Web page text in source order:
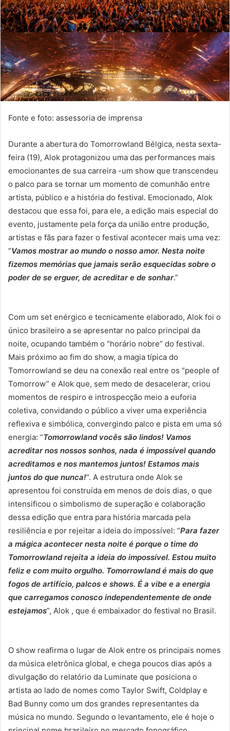
l
Fonte e foto: assessoria de imprensa
Durante a abertura do Tomorrowland Bélgica, nesta sexta-
feira (19), Alok protagonizou uma das performances mais
emocionantes de sua carreira -um show que transcendeu
o palco para se tornar um momento de comunhão entre
artista, público e a história do festival. Emocionado, Alok
destacou que essa foi, para ele, a edição mais especial do
evento, justamente pela força da união entre produção,
artistas e fãs para fazer o festival acontecer mais uma vez:
“Vamos mostrar ao mundo o nosso amor. Nesta noite
fizemos memórias que jamais serão esquecidas sobre o
poder de se erguer, de acreditar e de sonhar.”
Com um set enérgico e tecnicamente elaborado, Alok foi o
único brasileiro a se apresentar no palco principal da
noite, ocupando também o “horário nobre” do festival.
Mais próximo ao fim do show, a magia típica do
Tomorrowland se deu na conexão real entre os “people of
Tomorrow” e Alok que, sem medo de desacelerar, criou
momentos de respiro e introspecção meio a euforia
coletiva, convidando o público a viver uma experiência
reflexiva e simbólica, convergindo palco e pista em uma só
energia: “Tomorrowland vocês são lindos! Vamos
acreditar nos nossos sonhos, nada é impossível quando
acreditamos e nos mantemos juntos! Estamos mais
juntos do que nunca!”. A estrutura onde Alok se
apresentou foi construída em menos de dois dias, o que
intensificou o simbolismo de superação e colaboração
dessa edição que entra para história marcada pela
resiliência e por rejeitar a ideia do impossível: “Para fazer
a mágica acontecer nesta noite é porque o time do
Tomorrowland rejeita a ideia do impossível. Estou muito
feliz e com muito orgulho. Tomorrowland é mais do que
fogos de artifício, palcos e shows. É a vibe e a energia
que carregamos conosco independentemente de onde
estejamos”, Alok , que é embaixador do festival no Brasil.
O show reafirma o lugar de Alok entre os principais nomes
da música eletrônica global, e chega poucos dias após a
divulgação do relatório da Luminate que posiciona o
artista ao lado de nomes como Taylor Swift, Coldplay e
Bad Bunny como um dos grandes representantes da
música no mundo. Segundo o levantamento, ele é hoje o